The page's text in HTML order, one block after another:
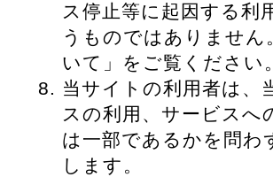
ス停止等に起因する利
うものではありませ
いて」をご覧ください。
当サイトの利用者は、
スの利用、サービス
は一部であるかを問わ
します。